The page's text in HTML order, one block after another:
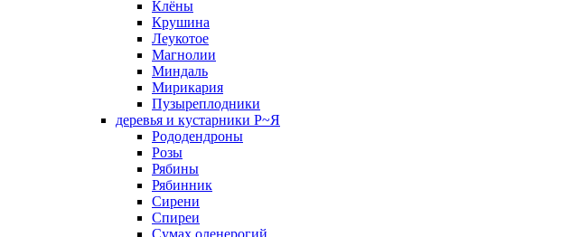
Клёны
Крушина
Леукотое
Магнолии
Миндаль
Мирикария
Пузыреплодники
деревья и кустарники Р~Я
Рододендроны
Розы
Рябины
Рябинник
Сирени
Спиреи
Сумах оленерогий